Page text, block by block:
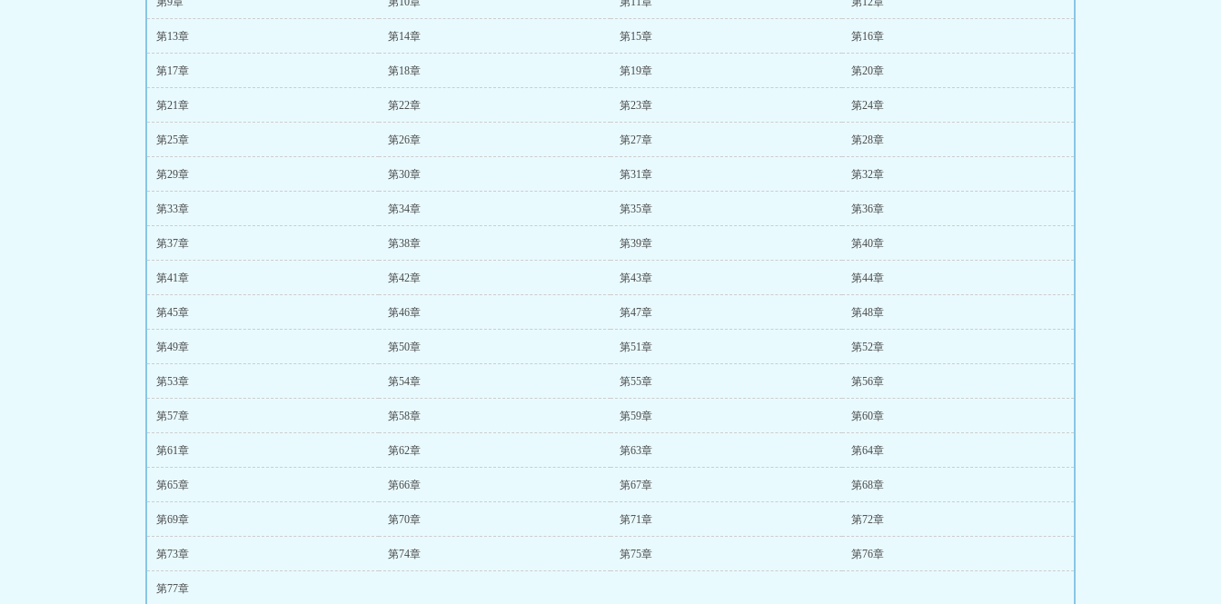
第13章 第14章 第15章 第16章
第17章 第18章 第19章 第20章
第21章 第22章 第23章 第24章
第25章 第26章 第27章 第28章
第29章 第30章 第31章 第32章
第33章 第34章 第35章 第36章
第37章 第38章 第39章 第40章
第41章 第42章 第43章 第44章
第45章 第46章 第47章 第48章
第49章 第50章 第51章 第52章
第53章 第54章 第55章 第56章
第57章 第58章 第59章 第60章
第61章 第62章 第63章 第64章
第65章 第66章 第67章 第68章
第69章 第70章 第71章 第72章
第73章 第74章 第75章 第76章
第77章